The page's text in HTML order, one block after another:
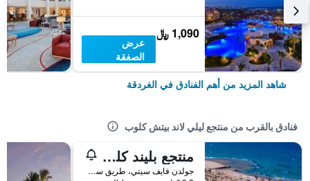
1,090 ﷼
عرض
الصفقة
شاهد المزيد من أهم الفنادق في الغردقة
فنادق بالقرب من منتجع ليلي لاند بيتش كلوب
منتجع بليند كلوب أكوا
جولدن فايف سيتي، طريق سهل حشيش, الغردقة, مصر